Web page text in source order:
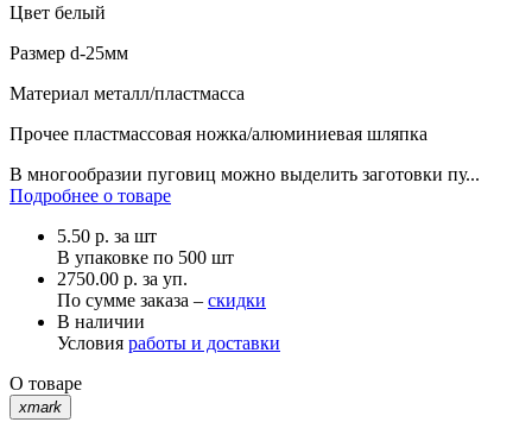
Цвет белый
Размер d-25мм
Материал металл/пластмасса
Прочее пластмассовая ножка/алюминиевая шляпка
В многообразии пуговиц можно выделить заготовки пу...
Подробнее о товаре
5.50 р. за шт
В упаковке по 500 шт
2750.00 р. за уп.
По сумме заказа – скидки
В наличии
Условия работы и доставки
О товаре
xmark